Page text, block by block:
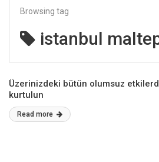
Browsing tag
istanbul
Üzerinizdeki bütün olumsuz
kurtulun
Read more